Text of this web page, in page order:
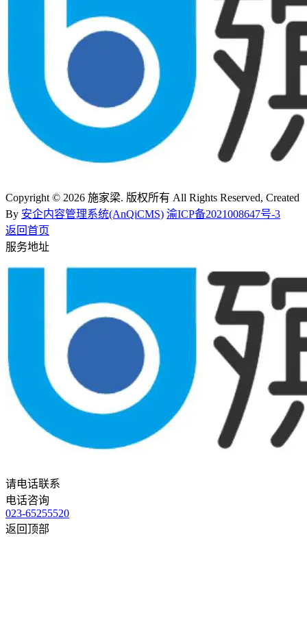
Copyright © 2026 施家梁. 版权所有 All Rights Reserved, Created
By 安企内容管理系统(AnQiCMS) 渝ICP备2021008647号-3
返回首页
服务地址
请电话联系
电话咨询
023-65255520
返回顶部